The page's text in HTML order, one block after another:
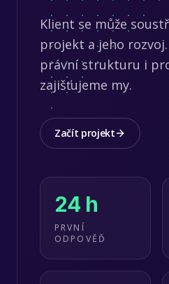
Klient se může
projekt a jeho
právní strukturu i
zajišťujeme my.
Začít projekt
24 h
PRVNÍ
ODPOVĚĎ